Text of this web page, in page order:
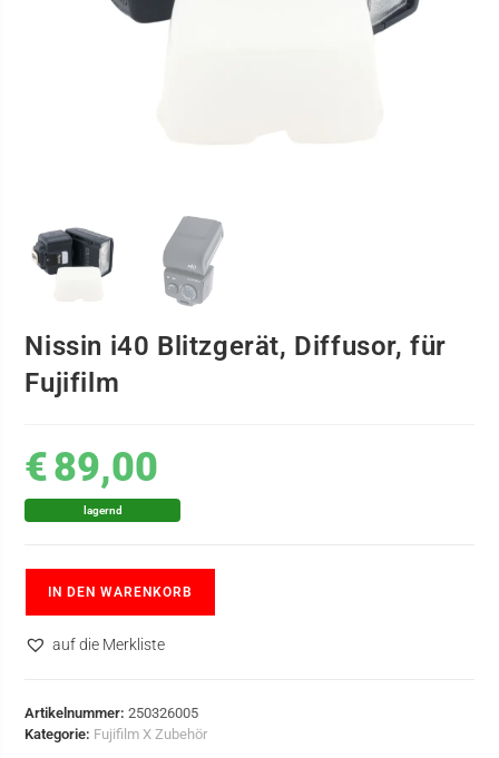
Nissin i40 Blitzgerät, Diffusor, für
Fujifilm
€89,00
lagernd
IN DEN WARENKORB
auf die Merkliste
Artikelnummer:250326005
Kategorie: Fujifilm X Zubehör